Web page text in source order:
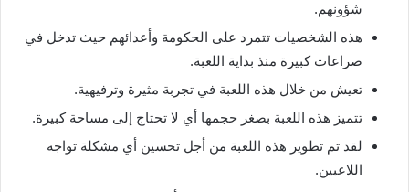
شؤونهم.
هذه الشخصيات تتمرد على الحكومة وأعدائهم حيث تدخل في
صراعات كبيرة منذ بداية اللعبة.
تعيش من خلال هذه اللعبة في تجربة مثيرة وترفيهية.
تتميز هذه اللعبة بصغر حجمها أي لا تحتاج إلى مساحة كبيرة.
لقد تم تطوير هذه اللعبة من أجل تحسين أي مشكلة تواجه
اللاعبين.